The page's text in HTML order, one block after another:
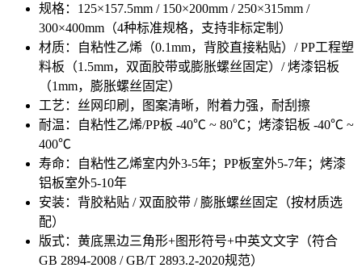
规格：125×157.5mm / 150×200mm / 250×315mm /
300×400mm（4种标准规格，支持非标定制）
材质：自粘性乙烯（0.1mm，背胶直接粘贴）/ PP工程塑
料板（1.5mm，双面胶带或膨胀螺丝固定）/ 烤漆铝板
（1mm，膨胀螺丝固定）
工艺：丝网印刷，图案清晰，附着力强，耐刮擦
耐温：自粘性乙烯/PP板 -40℃ ~ 80℃；烤漆铝板 -40℃ ~
400℃
寿命：自粘性乙烯室内外3-5年；PP板室外5-7年；烤漆
铝板室外5-10年
安装：背胶粘贴 / 双面胶带 / 膨胀螺丝固定（按材质选
配）
版式：黄底黑边三角形+图形符号+中英文文字（符合
GB 2894-2008 / GB/T 2893.2-2020规范）